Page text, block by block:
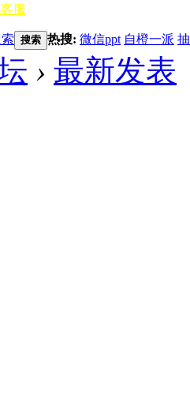
服
搜索 热搜: 微信ppt 自橙一派
› 最新发表